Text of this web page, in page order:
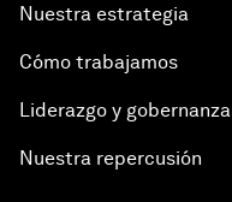
Nuestra estrategia
Cómo trabajamos
Liderazgo y gobernanza
Nuestra repercusión